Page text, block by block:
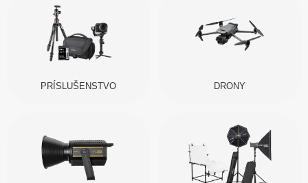
PRÍSLUŠENSTVO DRONY